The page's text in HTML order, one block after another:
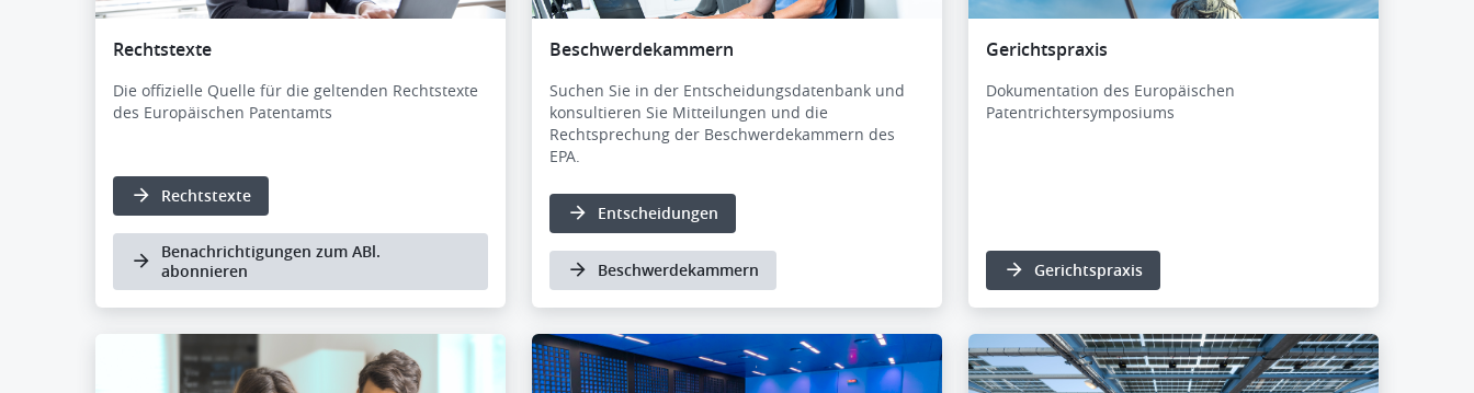
Rechtstexte
Die offizielle Quelle für die geltenden Rechtstexte
des Europäischen Patentamts
Rechtstexte
Benachrichtigungen zum ABl.
abonnieren
Beschwerdekammern
Suchen Sie in der Entscheidungsdatenbank und
konsultieren Sie Mitteilungen und die
Rechtsprechung der Beschwerdekammern des
EPA.
Entscheidungen
Beschwerdekammern
Gerichtspraxis
Dokumentation des Europäischen
Patentrichtersymposiums
Gerichtspraxis